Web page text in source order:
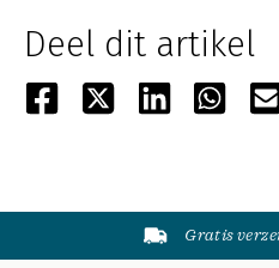
Deel dit artikel
Gratis